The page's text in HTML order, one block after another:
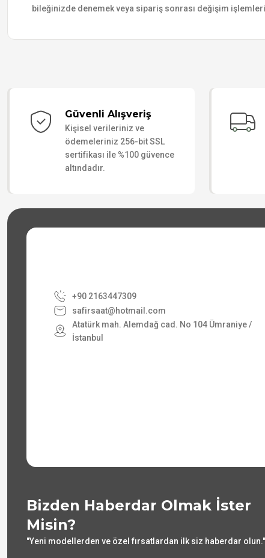
bileğinizde denemek veya sipariş sonrası değişim
Güvenli Alışveriş
Kişisel verileriniz ve
ödemeleriniz 256-bit SSL
sertifikası ile %100 güvence
altındadır.
+90 2163447309
safirsaat@hotmail.com
Atatürk mah. Alemdağ cad. No 104 Ümraniye /
İstanbul
Bizden Haberdar Olmak İster
Misin?
"Yeni modellerden ve özel fırsatlardan ilk siz haberdar olun."